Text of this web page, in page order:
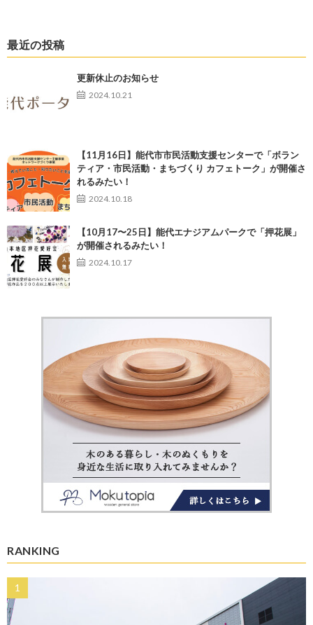
最近の投稿
更新休止のお知らせ
2024.10.21
【11月16日】能代市市民活動支援センターで「ボラン
ティア・市民活動・まちづくり カフェトーク」が開催さ
れるみたい！
2024.10.18
【10月17〜25日】能代エナジアムパークで「押花展」
が開催されるみたい！
2024.10.17
RANKING